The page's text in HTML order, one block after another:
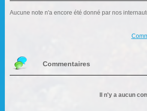
Aucune note n'a encore été donné par nos
Commentaires
Il n'y a aucun